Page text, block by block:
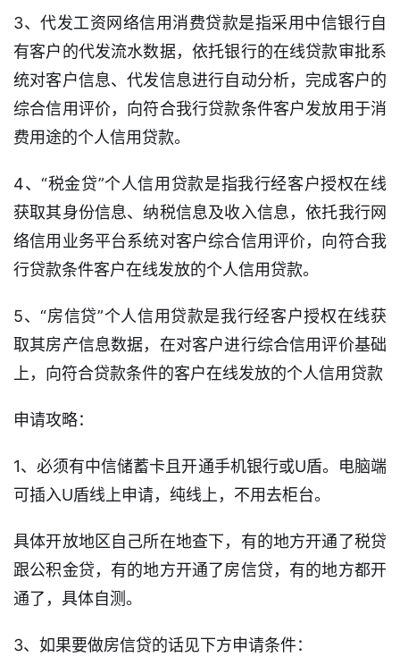
首
页
口
子
息
信
用
卡
期
催
款
攻
略
3、代发工资网络信用消费贷款是指采用中信银行自
有客户的代发流水数据，依托银行的在线贷款审批系
统对客户信息、代发信息进行自动分析，完成客户的
综合信用评价，向符合我行贷款条件客户发放用于消
费用途的个人信用贷款。
4、“税金贷”个人信用贷款是指我行经客户授权在线
获取其身份信息、纳税信息及收入信息，依托我行网
络信用业务平台系统对客户综合信用评价，向符合我
行贷款条件客户在线发放的个人信用贷款。
5、“房信贷”个人信用贷款是我行经客户授权在线获
取其房产信息数据，在对客户进行综合信用评价基础
上，向符合贷款条件的客户在线发放的个人信用贷款
申请攻略：
1、必须有中信储蓄卡且开通手机银行或U盾。电脑端
可插入U盾线上申请，纯线上，不用去柜台。
具体开放地区自己所在地查下，有的地方开通了税贷
跟公积金贷，有的地方开通了房信贷，有的地方都开
通了，具体自测。
3、如果要做房信贷的话见下方申请条件：